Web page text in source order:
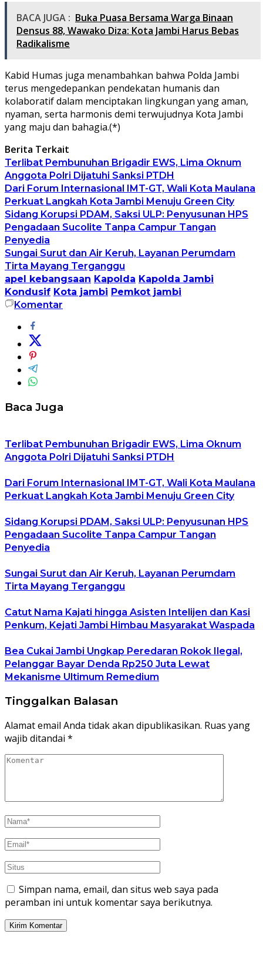
BACA JUGA : Buka Puasa Bersama Warga Binaan
Densus 88, Wawako Diza: Kota Jambi Harus Bebas
Radikalisme
Kabid Humas juga menambahkan bahwa Polda Jambi
terus mengedepankan pendekatan humanis dan
kolaboratif dalam menciptakan lingkungan yang aman,
nyaman, serta harmonis demi terwujudnya Kota Jambi
yang maju dan bahagia.(*)
Berita Terkait
Terlibat Pembunuhan Brigadir EWS, Lima Oknum
Anggota Polri Dijatuhi Sanksi PTDH
Dari Forum Internasional IMT-GT, Wali Kota Maulana
Perkuat Langkah Kota Jambi Menuju Green City
Sidang Korupsi PDAM, Saksi ULP: Penyusunan HPS
Pengadaan Sucolite Tanpa Campur Tangan
Penyedia
Sungai Surut dan Air Keruh, Layanan Perumdam
Tirta Mayang Terganggu
apel kebangsaan Kapolda Kapolda Jambi
Kondusif Kota jambi Pemkot jambi
Komentar
Baca Juga
Terlibat Pembunuhan Brigadir EWS, Lima Oknum
Anggota Polri Dijatuhi Sanksi PTDH
Dari Forum Internasional IMT-GT, Wali Kota Maulana
Perkuat Langkah Kota Jambi Menuju Green City
Sidang Korupsi PDAM, Saksi ULP: Penyusunan HPS
Pengadaan Sucolite Tanpa Campur Tangan
Penyedia
Sungai Surut dan Air Keruh, Layanan Perumdam
Tirta Mayang Terganggu
Catut Nama Kajati hingga Asisten Intelijen dan Kasi
Penkum, Kejati Jambi Himbau Masyarakat Waspada
Bea Cukai Jambi Ungkap Peredaran Rokok Ilegal,
Pelanggar Bayar Denda Rp250 Juta Lewat
Mekanisme Ultimum Remedium
Tinggalkan Balasan
Alamat email Anda tidak akan dipublikasikan. Ruas yang
wajib ditandai *
Simpan nama, email, dan situs web saya pada
peramban ini untuk komentar saya berikutnya.